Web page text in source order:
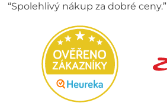
“Spolehlivý nákup za dobré ceny.”